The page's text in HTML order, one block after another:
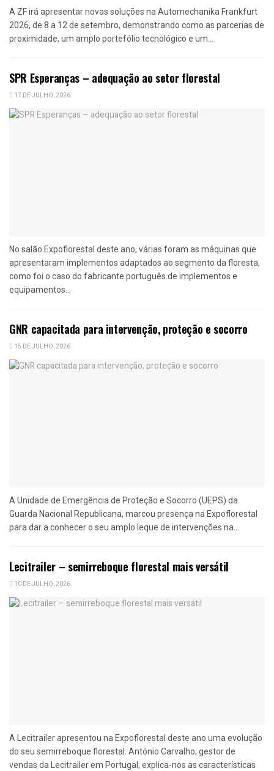
A ZF irá apresentar novas soluções na Automechanika Frankfurt
2026, de 8 a 12 de setembro, demonstrando como as parcerias de
proximidade, um amplo portefólio tecnológico e um...
SPR Esperanças – adequação ao setor florestal
17 DE JULHO, 2026
No salão Expoflorestal deste ano, várias foram as máquinas que
apresentaram implementos adaptados ao segmento da floresta,
como foi o caso do fabricante português de implementos e
equipamentos...
GNR capacitada para intervenção, proteção e socorro
15 DE JULHO, 2026
A Unidade de Emergência de Proteção e Socorro (UEPS) da
Guarda Nacional Republicana, marcou presença na Expoflorestal
para dar a conhecer o seu amplo leque de intervenções na...
Lecitrailer – semirreboque florestal mais versátil
10 DE JULHO, 2026
A Lecitrailer apresentou na Expoflorestal deste ano uma evolução
do seu semirreboque florestal. António Carvalho, gestor de
vendas da Lecitrailer em Portugal, explica-nos as características